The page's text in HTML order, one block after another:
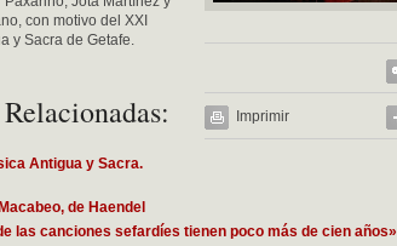
Imprimir
con motivo del XXI
y Sacra de Getafe.
Antigua y Sacra.
de Haendel
las canciones sefardíes tienen poco más de cien años»